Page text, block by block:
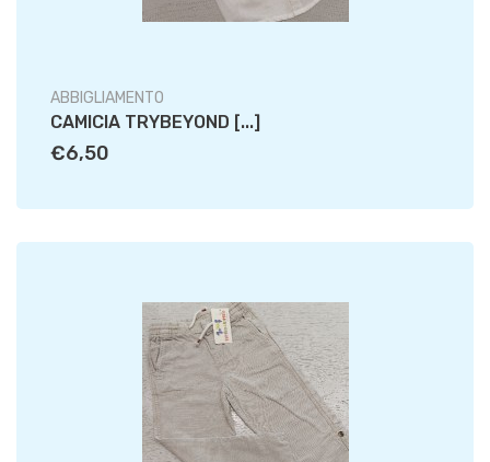
ABBIGLIAMENTO
CAMICIA TRYBEYOND [...]
€6,50